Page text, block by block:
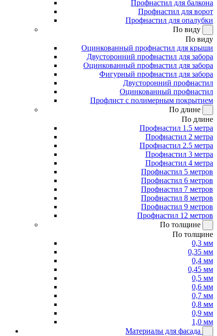
Профнастил для балкона
Профнастил для ворот
Профнастил для опалубки
По виду
По виду
Оцинкованный профнастил для крыши
Двусторонний профнастил для забора
Оцинкованный профнастил для забора
Фигурный профнастил для забора
Двусторонний профнастил
Оцинкованный профнастил
Профлист с полимерным покрытием
По длине
По длине
Профнастил 1.5 метра
Профнастил 2 метра
Профнастил 2.5 метра
Профнастил 3 метра
Профнастил 4 метра
Профнастил 5 метров
Профнастил 6 метров
Профнастил 7 метров
Профнастил 8 метров
Профнастил 9 метров
Профнастил 12 метров
По толщине
По толщине
0,3 мм
0,35 мм
0,4 мм
0,45 мм
0,5 мм
0,6 мм
0,7 мм
0,8 мм
0,9 мм
1,0 мм
Материалы для фасада